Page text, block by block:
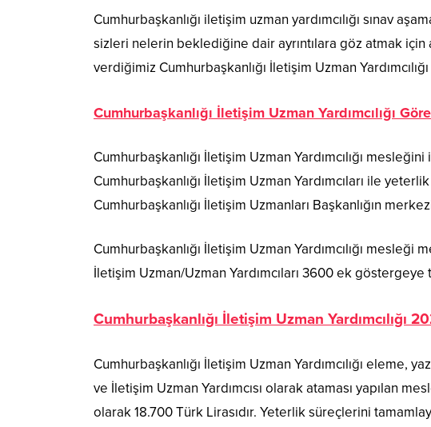
Cumhurbaşkanlığı iletişim uzman yardımcılığı sınav
sizleri nelerin beklediğine dair ayrıntılara göz atmak
verdiğimiz Cumhurbaşkanlığı İletişim Uzman
Cumhurbaşkanlığı İletişim Uzman Yardımcılığı
Cumhurbaşkanlığı İletişim Uzman Yardımcılığı
Cumhurbaşkanlığı İletişim Uzman Yardımcıları ile
Cumhurbaşkanlığı İletişim Uzmanları Başkanlığın
Cumhurbaşkanlığı İletişim Uzman Yardımcılığı
İletişim Uzman/Uzman Yardımcıları 3600 ek
Cumhurbaşkanlığı İletişim Uzman Yardımcılığı
Cumhurbaşkanlığı İletişim Uzman Yardımcılığı eleme,
ve İletişim Uzman Yardımcısı olarak ataması yapılan
olarak 18.700 Türk Lirasıdır. Yeterlik süreçlerini